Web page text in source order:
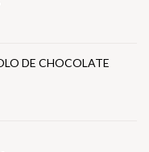
DE CHOCOLATE